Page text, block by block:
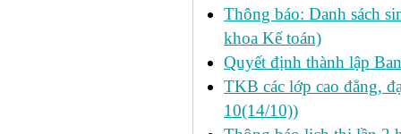
Thông báo: Danh sách
khoa Kế toán)
Quyết định thành lập
TKB các lớp cao đẳng,
10(14/10))